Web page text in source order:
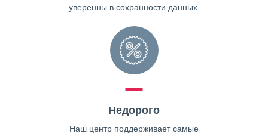
уверенны в сохранности данных.
Недорого
Наш центр поддерживает самые